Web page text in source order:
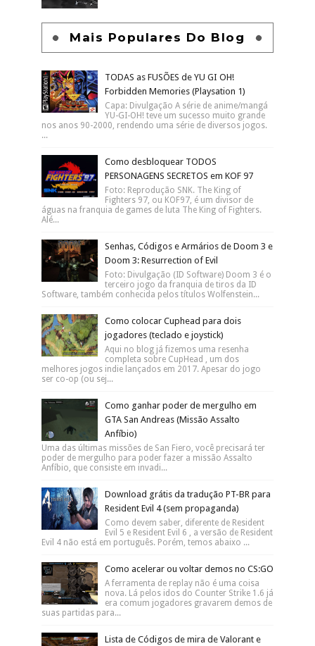
Mais Populares Do Blog
TODAS as FUSÕES de YU GI OH!
Forbidden Memories (Playsation 1)
Capa: Divulgação A série de anime/mangá
YU-GI-OH! teve um sucesso muito grande
nos anos 90-2000, rendendo uma série de diversos jogos.
...
Como desbloquear TODOS
PERSONAGENS SECRETOS em KOF 97
Foto: Reprodução SNK. The King of
Fighters 97, ou KOF97, é um divisor de
águas na franquia de games de luta The King of Fighters.
Alé...
Senhas, Códigos e Armários de Doom 3 e
Doom 3: Resurrection of Evil
Foto: Divulgação (ID Software) Doom 3 é o
terceiro jogo da franquia de tiros da ID
Software, também conhecida pelos títulos Wolfenstein...
Como colocar Cuphead para dois
jogadores (teclado e joystick)
Aqui no blog já fizemos uma resenha
completa sobre CupHead , um dos
melhores jogos indie lançados em 2017. Apesar do jogo
ser co-op (ou sej...
Como ganhar poder de mergulho em
GTA San Andreas (Missão Assalto
Anfíbio)
Uma das últimas missões de San Fiero, você precisará ter
poder de mergulho para poder fazer a missão Assalto
Anfíbio, que consiste em invadi...
Download grátis da tradução PT-BR para
Resident Evil 4 (sem propaganda)
Como devem saber, diferente de Resident
Evil 5 e Resident Evil 6 , a versão de Resident
Evil 4 não está em português. Porém, temos abaixo ...
Como acelerar ou voltar demos no CS:GO
A ferramenta de replay não é uma coisa
nova. Lá pelos idos do Counter Strike 1.6 já
era comum jogadores gravarem demos de
suas partidas para...
Lista de Códigos de mira de Valorant e